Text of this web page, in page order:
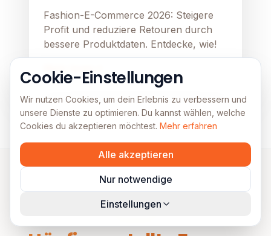
Fashion-E-Commerce 2026: Steigere
Profit und reduziere Retouren durch
bessere Produktdaten. Entdecke, wie!
Mehr lesen
FAQs
Cookie-Einstellungen
Wir nutzen Cookies, um dein Erlebnis zu verbessern und
unsere Dienste zu optimieren. Du kannst wählen, welche
Cookies du akzeptieren möchtest. Mehr erfahren
Alle akzeptieren
Nur notwendige
Einstellungen